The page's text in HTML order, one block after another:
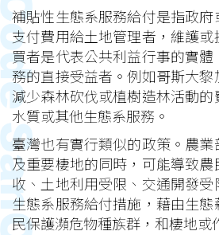
補貼性生態系服務給付是指政
支付費用給土地管理者，維護
買者是代表公共利益行事的實
務的直接受益者。例如哥斯大
減少森林砍伐或植樹造林活動的
水質或其他生態系服務。
臺灣也有實行類似的政策。農
及重要棲地的同時，可能導致
收、土地利用受限、交通開發
生態系服務給付措施，藉由生
民保護瀕危物種族群，和棲地或